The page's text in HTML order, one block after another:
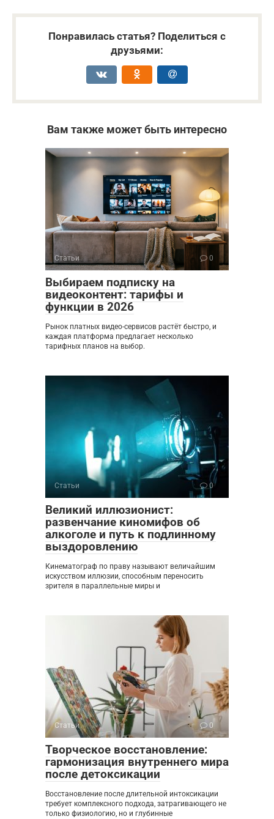
Понравилась статья? Поделиться с
друзьями:
Вам также может быть интересно
Статьи 0
Выбираем подписку на
видеоконтент: тарифы и
функции в 2026
Рынок платных видео-сервисов растёт быстро, и
каждая платформа предлагает несколько
тарифных планов на выбор.
Статьи 0
Великий иллюзионист:
развенчание киномифов об
алкоголе и путь к подлинному
выздоровлению
Кинематограф по праву называют величайшим
искусством иллюзии, способным переносить
зрителя в параллельные миры и
Статьи 0
Творческое восстановление:
гармонизация внутреннего мира
после детоксикации
Восстановление после длительной интоксикации
требует комплексного подхода, затрагивающего не
только физиологию, но и глубинные